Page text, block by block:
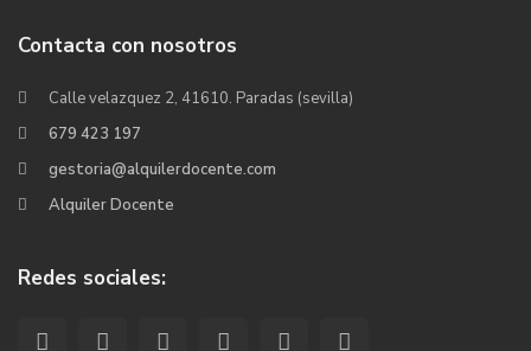
Contacta con nosotros
Calle velazquez 2, 41610. Paradas (sevilla)
679 423 197
gestoria@alquilerdocente.com
Alquiler Docente
Redes sociales: